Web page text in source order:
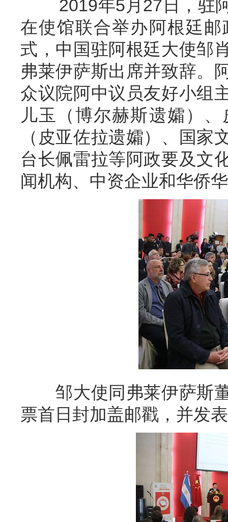
2019年5月27日，驻阿
在使馆联合举办阿根廷
式，中国驻阿根廷大使邹
弗莱伊萨斯出席并致辞。
众议院阿中议员友好小组
儿玉（博尔赫斯遗孀）
（皮亚佐拉遗孀）、国家
台长佩雷拉等阿政要及文
闻机构、中资企业和华侨
邹大使同弗莱伊萨斯董
票首日封加盖邮戳，并发